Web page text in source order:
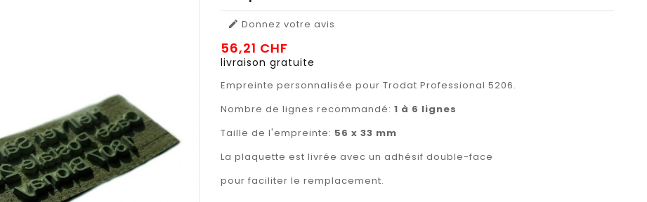
 Donnez votre avis
56,21 CHF
livraison gratuite
Empreinte personnalisée pour Trodat Professional 5206.
Nombre de lignes recommandé:1 à 6 lignes
Taille de l'empreinte: 56 x 33 mm
La plaquette est livrée avec un adhésif double-face
pour faciliter le remplacement.